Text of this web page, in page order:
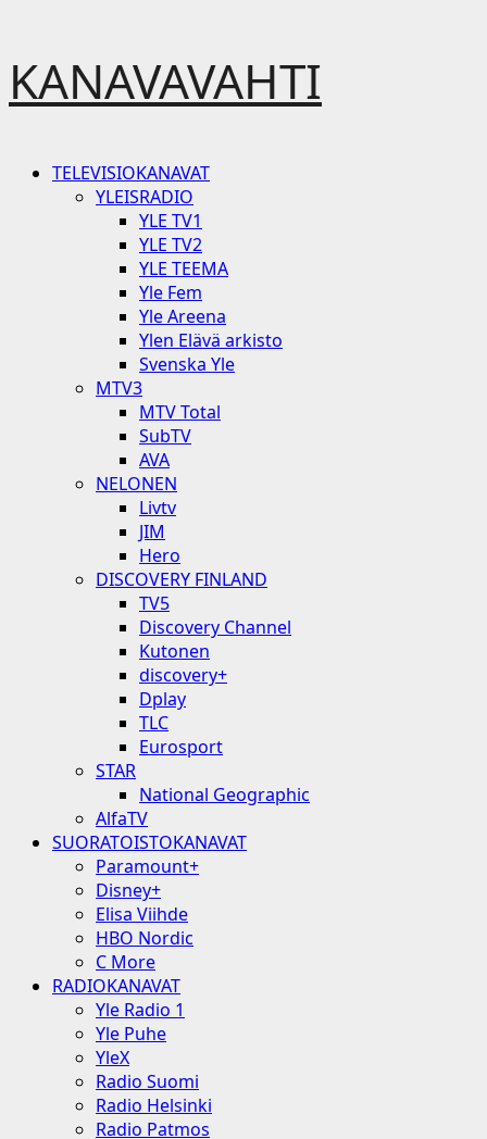
to
content
KANAVAVAHTI
PrimaryTELEVISIOKANAVAT
YLEISRADIO
YLE TV1
YLE TV2
YLE TEEMA
Yle Fem
Yle Areena
Ylen Elävä arkisto
Svenska Yle
MTV3
MTV Total
SubTV
AVA
NELONEN
Livtv
JIM
Hero
DISCOVERY FINLAND
TV5
Discovery Channel
Kutonen
discovery+
Dplay
TLC
Eurosport
STAR
National Geographic
AlfaTV
SUORATOISTOKANAVAT
Paramount+
Disney+
Elisa Viihde
HBO Nordic
C More
RADIOKANAVAT
Yle Radio 1
Yle Puhe
YleX
Radio Suomi
Radio Helsinki
Radio Patmos